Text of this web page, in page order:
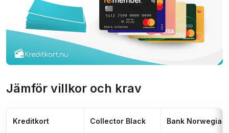
Jämför villkor och krav
Kreditkort Collector Black Bank Norwegian